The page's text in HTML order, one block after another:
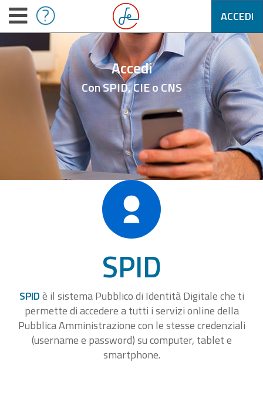
ACCEDI
Accedi
Con SPID, CIE o CNS
SPID
SPIDè il sistema Pubblico di Identità Digitale che ti
permette di accedere a tutti i servizi online della
Pubblica Amministrazione con le stesse credenziali
(username e password) su computer, tablet e
smartphone.